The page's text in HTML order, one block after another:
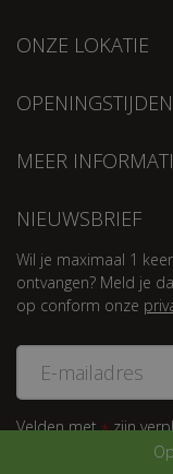
ONZE LOKATIE
OPENINGSTIJDEN
MEER
NIEUWSBRIEF
Wil je maximaal 1
ontvangen? Meld je
op conform onze
Velden met*zijn